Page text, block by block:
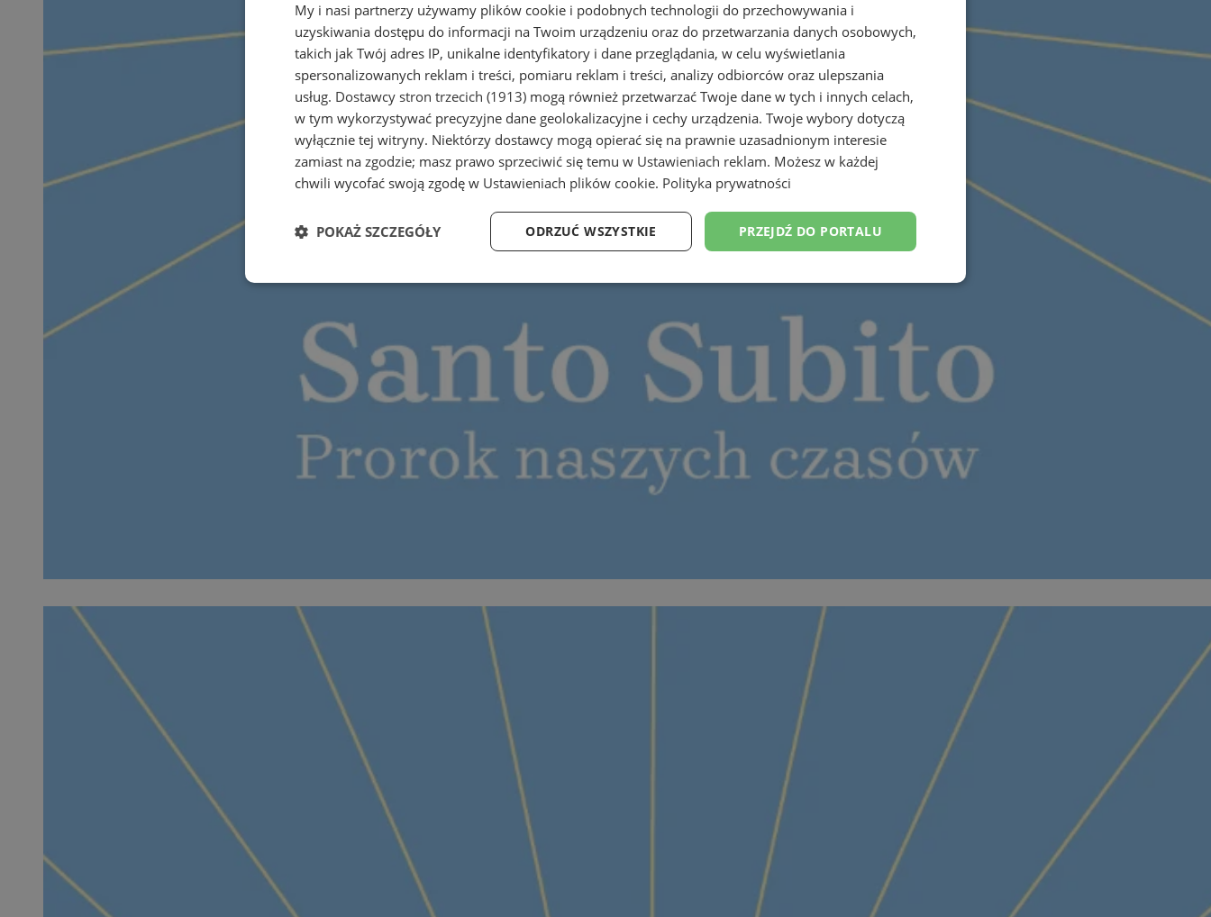
My i nasi partnerzy używamy plików cookie i podobnych technologii do przechowywania i
uzyskiwania dostępu do informacji na Twoim urządzeniu oraz do przetwarzania danych osobowych,
takich jak Twój adres IP, unikalne identyfikatory i dane przeglądania, w celu wyświetlania
spersonalizowanych reklam i treści, pomiaru reklam i treści, analizy odbiorców oraz ulepszania
usług. Dostawcy stron trzecich (1913) mogą również przetwarzać Twoje dane w tych i innych celach,
w tym wykorzystywać precyzyjne dane geolokalizacyjne i cechy urządzenia. Twoje wybory dotyczą
wyłącznie tej witryny. Niektórzy dostawcy mogą opierać się na prawnie uzasadnionym interesie
zamiast na zgodzie; masz prawo sprzeciwić się temu w Ustawieniach reklam. Możesz w każdej
chwili wycofać swoją zgodę w Ustawieniach plików cookie. Polityka prywatności
PRZEJDŹ DO PORTALU
ODRZUĆ WSZYSTKIE
POKAŻ SZCZEGÓŁY
Niezbędne Wydajność Targetowanie Funkcjonalność Niesklasyfikowane
Niezbędne pliki cookie umożliwiają korzystanie z podstawowych funkcji strony internetowej, takich jak logowanie użytkownika i
zarządzanie kontem. Bez niezbędnych plików cookie nie można prawidłowo korzystać ze strony internetowej.
Opis
MvSessID
orzesze.com.pl 1 rok
Ten plik cookie przechowuje identyfikator sesji.
VISITOR_PRIVACY_METADATA
YouTube
.youtube.com
5 miesięcy 4
Ten plik cookie przechowuje informacje o zgodzie
użytkownika oraz jego preferencjach dotyczących
prywatności podczas korzystania z witryny. Rejestruje
wybory dotyczące polityki prywatności i ustawień
zgody, zapewniając ich przestrzeganie w kolejnych
wizytach. Dzięki temu użytkownik nie musi ponownie
konfigurować swoich preferencji, co zwiększa wygodę i
zgodność z regulacjami ochrony danych.
__cf_bm
Cloudflare
Ten plik cookie służy do rozróżniania ludzi i botów. Jest
to korzystne dla strony internetowej, ponieważ
umożliwia tworzenie ważnych raportów na temat
korzystania z jej witryny internetowej.
CookieScriptConsent
CookieScript
Ten plik cookie jest używany przez usługę Cookie-
Script.com do zapamiętywania preferencji dotyczących
zgody użytkownika na pliki cookie. Jest to konieczne,
aby baner cookie Cookie-Script.com działał poprawnie.
Ten plik cookie służy do rozróżniania ludzi i botów. Jest
to korzystne dla strony internetowej, ponieważ
umożliwia tworzenie ważnych raportów na temat
korzystania z jej witryny internetowej.